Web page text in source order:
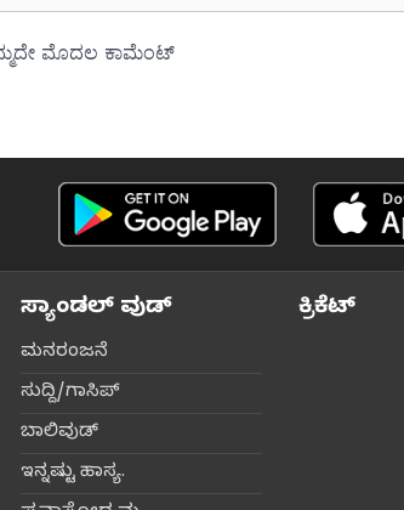
ಸ್ಯಾಂಡಲ್ ವುಡ್
ಮನರಂಜನೆ
ಸುದ್ದಿ/ಗಾಸಿಪ್
ಬಾಲಿವುಡ್‌
ಇನ್ನಷ್ಟು ಹಾಸ್ಯ.
ಕ್ರಿಕೆಟ್‌